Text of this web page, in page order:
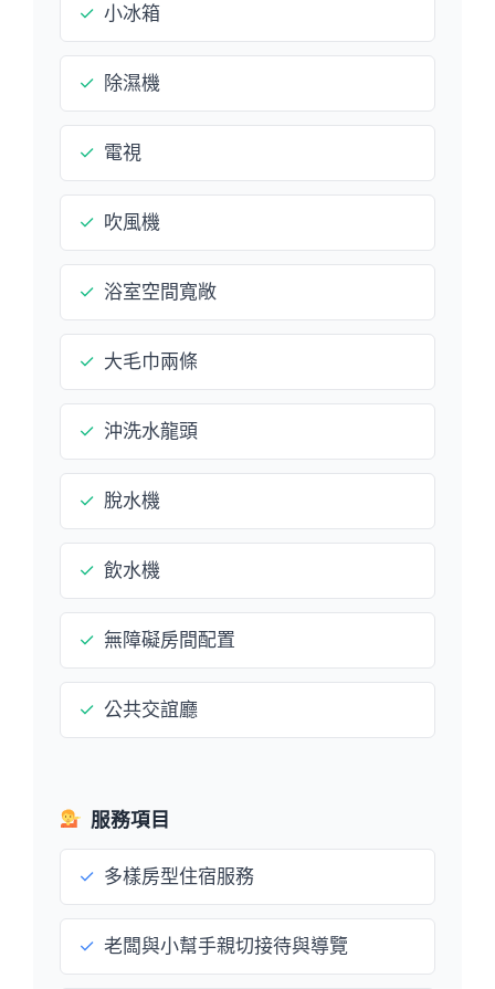
✓ 小冰箱
✓ 除濕機
✓ 電視
✓ 吹風機
✓ 浴室空間寬敞
✓ 大毛巾兩條
✓ 沖洗水龍頭
✓ 脫水機
✓ 飲水機
✓ 無障礙房間配置
✓ 公共交誼廳
服務項目
✓ 多樣房型住宿服務
✓ 老闆與小幫手親切接待與導覽